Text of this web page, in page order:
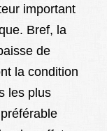
important
Bref, la
de
la condition
les plus